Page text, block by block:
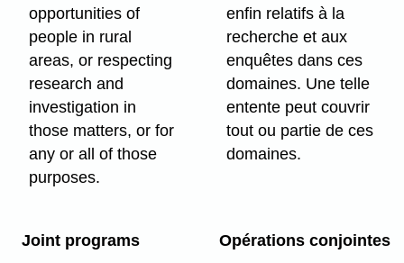
opportunities of
people in rural
areas, or respecting
research and
investigation in
those matters, or for
any or all of those
purposes.
enfin relatifs à la
recherche et aux
enquêtes dans ces
domaines. Une telle
entente peut couvrir
tout ou partie de ces
domaines.
Joint programs
Opérations conjointes